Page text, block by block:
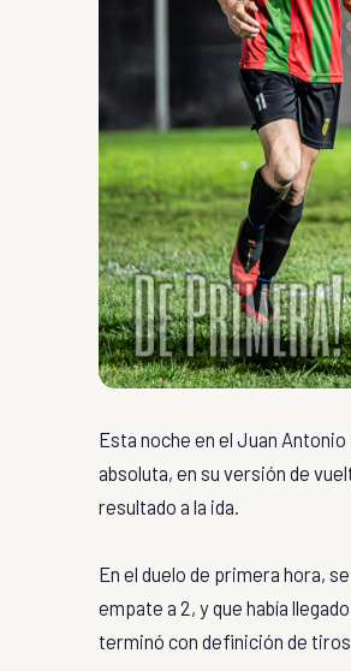
Esta noche en el Juan
absoluta, en su versión de
resultado a la ida.
En el duelo de primera hora,
empate a 2, y que había
terminó con definición de